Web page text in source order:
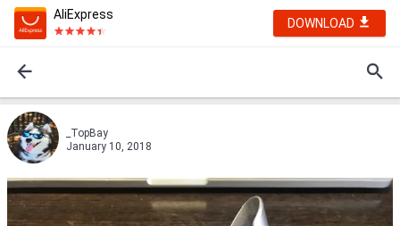
AliExpress
DOWNLOAD
_TopBay
January 10, 2018